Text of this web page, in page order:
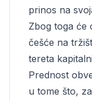
prinos na
Zbog toga će
češće na
tereta
Prednost
u tome što,